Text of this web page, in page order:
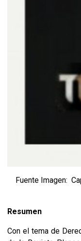
Fuente Imagen:
Resumen
Con el tema de